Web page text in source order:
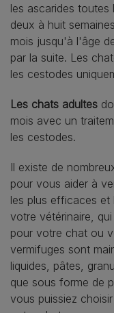
les ascarides toutes
deux à huit
mois jusqu'à l'âge
par la suite. Les
les cestodes
Les chats adultes
mois avec un
les cestodes.
Il existe de
pour vous aider à
les plus efficaces et
votre vétérinaire,
pour votre chat ou
vermifuges sont
liquides, pâtes,
que sous forme de
vous puissiez